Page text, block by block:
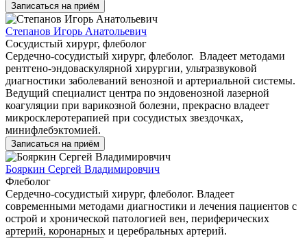
Записаться на приём
Степанов Игорь Анатольевич
Сосудистый хирург, флеболог
Сердечно-сосудистый хирург, флеболог. Владеет методами
рентгено-эндоваскулярной хирургии, ультразвуковой
диагностики заболеваний венозной и артериальной системы.
Ведущий специалист центра по эндовенозной лазерной
коагуляции при варикозной болезни, прекрасно владеет
микросклеротерапией при сосудистых звездочках,
минифлебэктомией.
Записаться на приём
Бояркин Сергей Владимировчич
Флеболог
Сердечно-сосудистый хирург, флеболог. Владеет
современными методами диагностики и лечения пациентов с
острой и хронической патологией вен, периферических
артерий, коронарных и церебральных артерий.